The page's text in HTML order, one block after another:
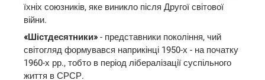
їхніх союзників, яке виникло після Другої світової
війни.
«Шістдесятники» - представники покоління, чий
світогляд формувався наприкінці 1950-х - на початку
1960-х рр., тобто в період лібералізації суспільного
життя в СРСР.